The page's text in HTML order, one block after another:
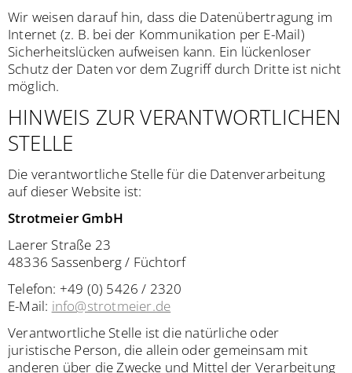
Wir weisen darauf hin, dass die Datenübertragung im
Internet (z. B. bei der Kommunikation per E-Mail)
Sicherheitslücken aufweisen kann. Ein lückenloser
Schutz der Daten vor dem Zugriff durch Dritte ist nicht
möglich.
HINWEIS ZUR VERANTWORTLICHEN
STELLE
Die verantwortliche Stelle für die Datenverarbeitung
auf dieser Website ist:
Strotmeier GmbH
Laerer Straße 23
48336 Sassenberg / Füchtorf
Telefon: +49 (0) 5426 / 2320
E-Mail: info@strotmeier.de
Verantwortliche Stelle ist die natürliche oder
juristische Person, die allein oder gemeinsam mit
anderen über die Zwecke und Mittel der Verarbeitung